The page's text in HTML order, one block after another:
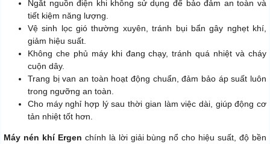
Ngắt nguồn điện khi không sử dụng để bảo đảm an toàn và
tiết kiệm năng lượng.
Vệ sinh lọc gió thường xuyên, tránh bụi bẩn gây nghẹt khí,
giảm hiệu suất.
Không che phủ máy khi đang chạy, tránh quá nhiệt và cháy
cuộn dây.
Trang bị van an toàn hoạt động chuẩn, đảm bảo áp suất luôn
trong ngưỡng an toàn.
Cho máy nghỉ hợp lý sau thời gian làm việc dài, giúp động cơ
tản nhiệt tốt hơn.
Máy nén khí Ergen chính là lời giải bùng nổ cho hiệu suất, độ bền